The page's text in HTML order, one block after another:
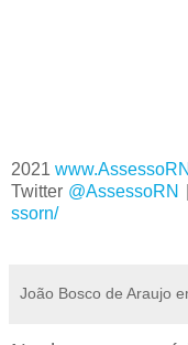
2021
Twitter @AssessoRN
ssorn/
João Bosco de Araujo